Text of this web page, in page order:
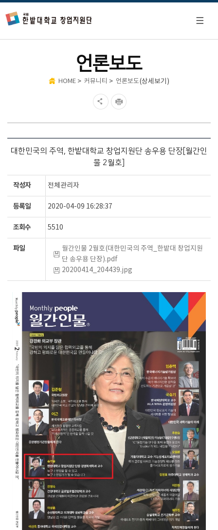
언론보도
HOME > 커뮤니티 > 언론보도(상세보기)
대한민국의 주역, 한밭대학교 창업지원단 송우용 단장[월간인
물 2월호]
작성자 전체관리자
등록일 2020-04-09 16:28:37
조회수 5510
파일
월간인물 2월호(대한민국의 주역_한밭대 창업지원
단 송우용 단장).pdf
20200414_204439.jpg